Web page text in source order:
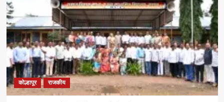
भाजप
पक्षाला
अधिक
बळ
ः
आमदार
शशिकला
जोल्ले_
कोल्हापूर राजकीय